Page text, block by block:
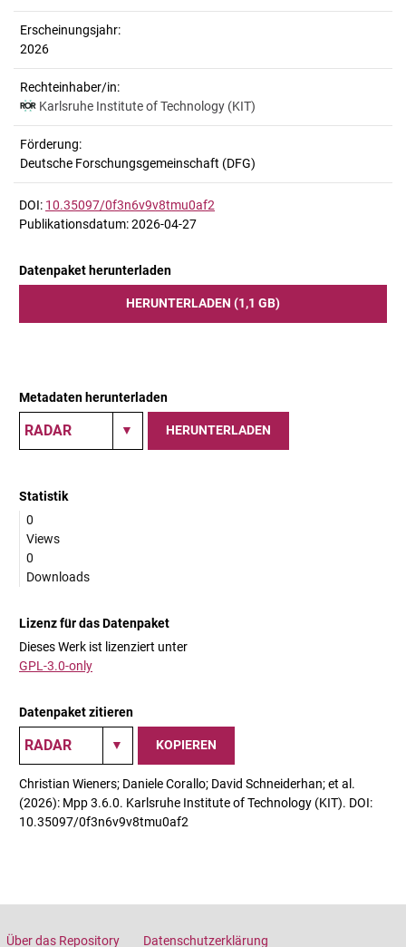
Erscheinungsjahr:
2026
Rechteinhaber/in:
Karlsruhe Institute of Technology (KIT)
Förderung:
Deutsche Forschungsgemeinschaft (DFG)
DOI: 10.35097/0f3n6v9v8tmu0af2
Publikationsdatum: 2026-04-27
Datenpaket herunterladen
HERUNTERLADEN (1,1 GB)
Metadaten herunterladen
HERUNTERLADEN
Statistik
0
Views
0
Downloads
Lizenz für das Datenpaket
Dieses Werk ist lizenziert unter
GPL-3.0-only
Datenpaket zitieren
KOPIEREN
Christian Wieners; Daniele Corallo; David Schneiderhan; et al.
(2026): Mpp 3.6.0. Karlsruhe Institute of Technology (KIT). DOI:
10.35097/0f3n6v9v8tmu0af2
Über das Repository Datenschutzerklärung